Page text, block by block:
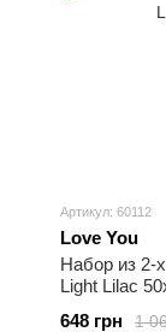
Артикул: 60112
Love You
Набор из 2-
Light Lilac
1
648 грн